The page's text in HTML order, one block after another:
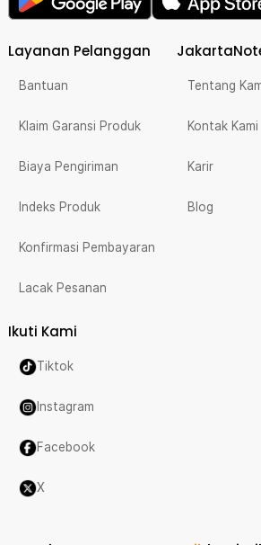
Layanan Pelanggan
Bantuan
Klaim Garansi Produk
Biaya Pengiriman
Indeks Produk
Konfirmasi Pembayaran
Lacak Pesanan
Tentang
Kontak Kami
Karir
Blog
Ikuti Kami
Tiktok
Instagram
Facebook
X